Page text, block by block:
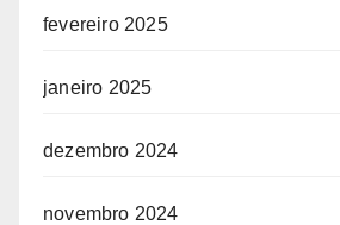
fevereiro 2025
janeiro 2025
dezembro 2024
novembro 2024